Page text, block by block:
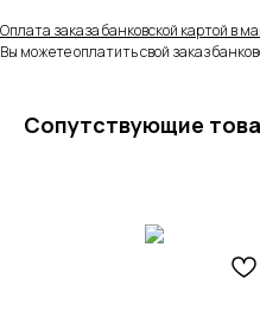
Оплата заказа банковской картой в
Вы можете оплатить свой заказ
Сопутствующие